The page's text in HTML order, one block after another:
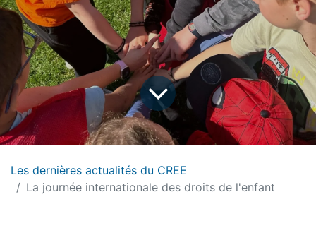
Les dernières actualités du CREE
La journée internationale des droits de l'enfant